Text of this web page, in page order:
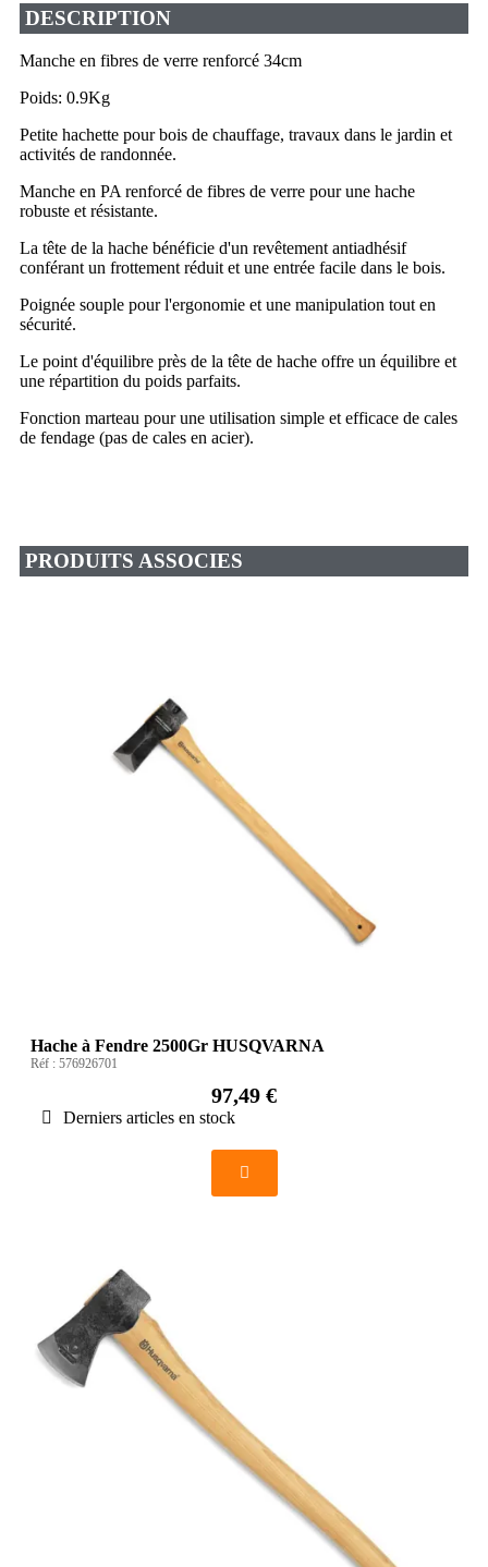
DESCRIPTION
Manche en fibres de verre renforcé 34cm
Poids: 0.9Kg
Petite hachette pour bois de chauffage, travaux dans le jardin et
activités de randonnée.
Manche en PA renforcé de fibres de verre pour une hache
robuste et résistante.
La tête de la hache bénéficie d'un revêtement antiadhésif
conférant un frottement réduit et une entrée facile dans le bois.
Poignée souple pour l'ergonomie et une manipulation tout en
sécurité.
Le point d'équilibre près de la tête de hache offre un équilibre et
une répartition du poids parfaits.
Fonction marteau pour une utilisation simple et efficace de cales
de fendage (pas de cales en acier).
PRODUITS ASSOCIES
Hache à Fendre 2500Gr HUSQVARNA
Réf : 576926701
97,49 €
Derniers articles en stock